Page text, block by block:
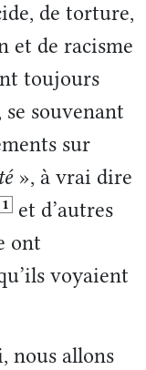
de torture,
et de racisme
toujours
souvenant
sur
», à vrai dire
1 et d’autres
ont
voyaient
nous allons